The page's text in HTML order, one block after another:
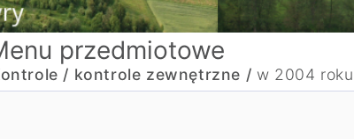
przedmiotowe
/ kontrole zewnętrzne / w 2004 roku